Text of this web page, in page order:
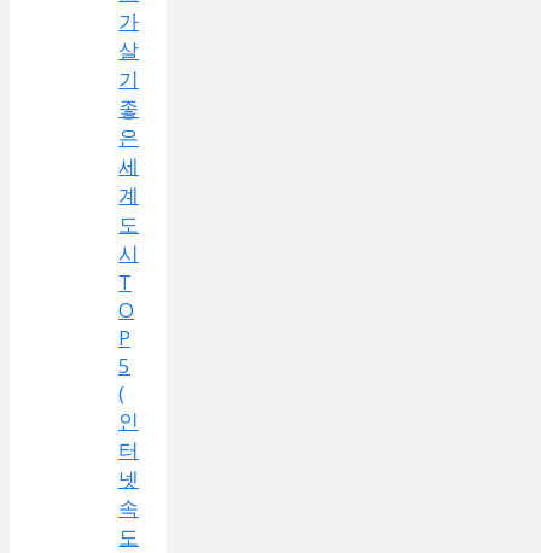
가
살
기
좋
은
세
계
도
시
T
O
P
5
(
인
터
넷
속
도